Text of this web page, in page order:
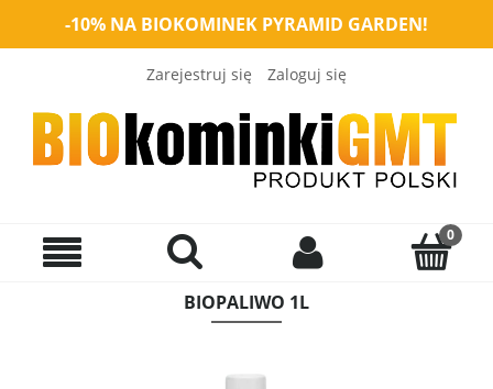
-10% NA BIOKOMINEK PYRAMID GARDEN!
Zarejestruj się Zaloguj się
BIOPALIWO 1L